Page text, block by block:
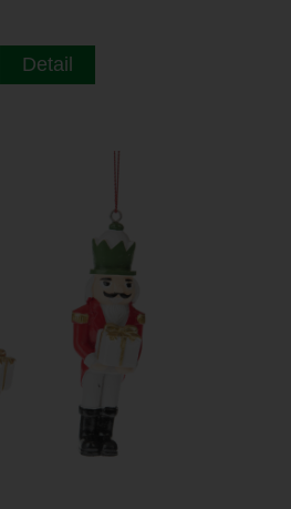
Detail